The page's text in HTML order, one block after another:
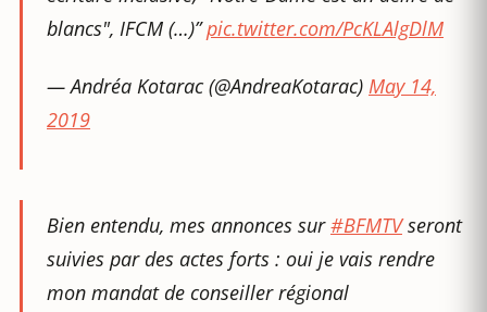
blancs", IFCM (…)”pic.twitter.com/PcKLAlgDlM
— Andréa Kotarac (@AndreaKotarac) May 14,
2019
Bien entendu, mes annonces sur#BFMTVseront
suivies par des actes forts : oui je vais rendre
mon mandat de conseiller régional